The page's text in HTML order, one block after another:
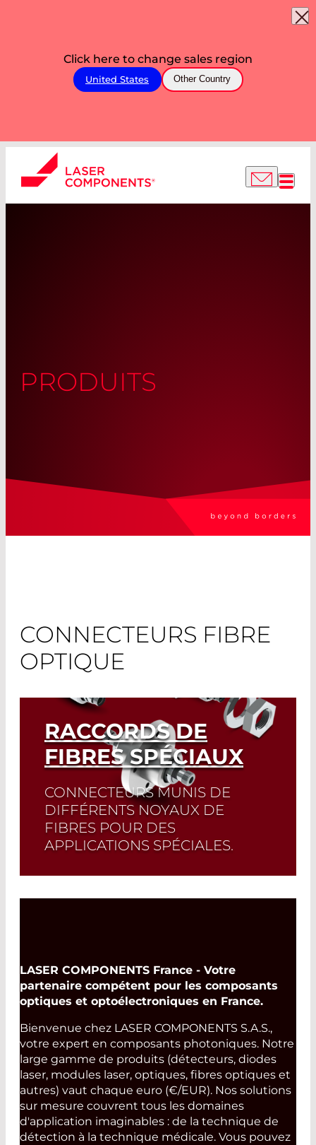
Click here to change sales region
United States Other Country
PRODUITS
CONNECTEURS FIBRE
OPTIQUE
RACCORDS DE
FIBRES SPÉCIAUX
CONNECTEURS MUNIS DE
DIFFÉRENTS NOYAUX DE
FIBRES POUR DES
APPLICATIONS SPÉCIALES.
Read More
LASER COMPONENTS France - Votre
partenaire compétent pour les composants
optiques et optoélectroniques en France.
Bienvenue chez LASER COMPONENTS S.A.S.,
votre expert en composants photoniques. Notre
large gamme de produits (détecteurs, diodes
laser, modules laser, optiques, fibres optiques et
autres) vaut chaque euro (€/EUR). Nos solutions
sur mesure couvrent tous les domaines
d'application imaginables : de la technique de
détection à la technique médicale. Vous pouvez